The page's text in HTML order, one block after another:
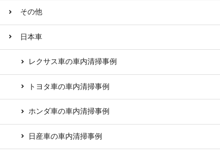
その他
日本車
レクサス車の車内清掃事例
トヨタ車の車内清掃事例
ホンダ車の車内清掃事例
日産車の車内清掃事例